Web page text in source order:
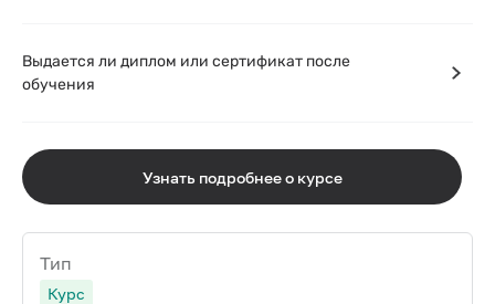
Выдается ли диплом или сертификат после
обучения
Узнать подробнее о курсе
Тип
Курс